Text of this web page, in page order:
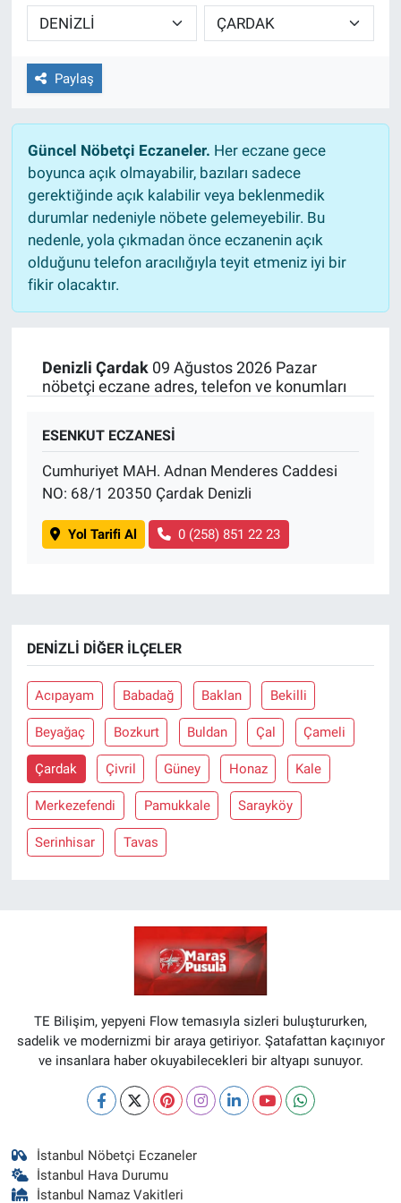
Paylaş
Güncel Nöbetçi Eczaneler. Her eczane gece
boyunca açık olmayabilir, bazıları sadece
gerektiğinde açık kalabilir veya beklenmedik
durumlar nedeniyle nöbete gelemeyebilir. Bu
nedenle, yola çıkmadan önce eczanenin açık
olduğunu telefon aracılığıyla teyit etmeniz iyi bir
fikir olacaktır.
Denizli Çardak09 Ağustos 2026 Pazar
nöbetçi eczane adres, telefon ve konumları
ESENKUT ECZANESİ
Cumhuriyet MAH. Adnan Menderes Caddesi
NO: 68/1 20350 Çardak Denizli
Yol Tarifi Al 0 (258) 851 22 23
DENIZLI DIĞER İLÇELER
Acıpayam Babadağ Baklan Bekilli
Beyağaç Bozkurt Buldan Çal Çameli
Çardak Çivril Güney Honaz Kale
Merkezefendi Pamukkale Sarayköy
Serinhisar Tavas
TE Bilişim, yepyeni Flow temasıyla sizleri buluştururken,
sadelik ve modernizmi bir araya getiriyor. Şatafattan kaçınıyor
ve insanlara haber okuyabilecekleri bir altyapı sunuyor.
İstanbul Nöbetçi Eczaneler
İstanbul Hava Durumu
İstanbul Namaz Vakitleri
TEKNOLOJİ
Dünya
İlçeler
MAGAZİN
Bilim, Teknoloji
ASAYİŞ
EĞİTİM
BİLİM VE TEKNOLOJİ
Güvenlik
Bölge